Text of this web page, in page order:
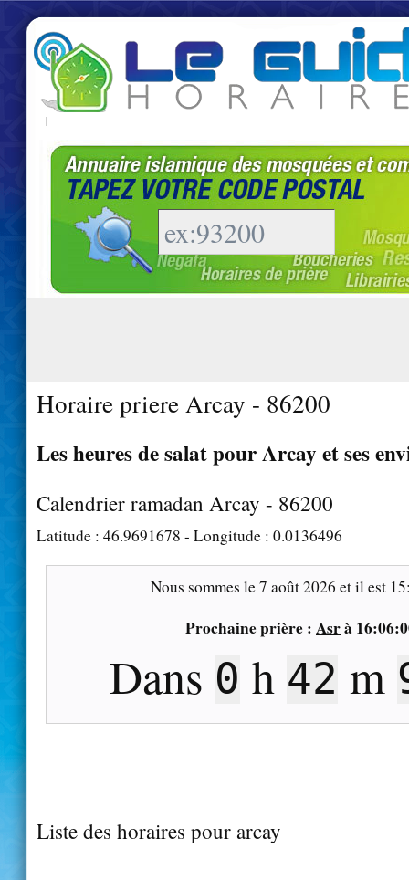
|
Horaire priere Arcay - 86200
Les heures de salat pour Arcay et ses
Calendrier ramadan Arcay - 86200
Latitude : 46.9691678 - Longitude : 0.0136496
Nous sommes le7 août 2026 et il est
Prochaine prière : Asrà
Dans 0 h 42 m
Liste des horaires pour arcay